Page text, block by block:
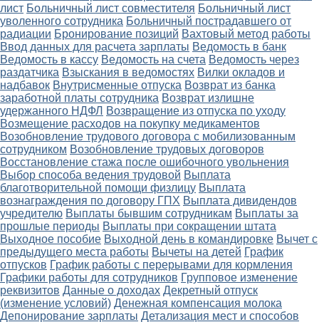
лист Больничный лист совместителя Больничный лист
уволенного сотрудника Больничный пострадавшего от
радиации Бронирование позиций Вахтовый метод работы
Ввод данных для расчета зарплаты Ведомость в банк
Ведомость в кассу Ведомость на счета Ведомость через
раздатчика Взыскания в ведомостях Вилки окладов и
надбавок Внутрисменные отпуска Возврат из банка
заработной платы сотрудника Возврат излишне
удержанного НДФЛ Возвращение из отпуска по уходу
Возмещение расходов на покупку медикаментов
Возобновление трудового договора с мобилизованным
сотрудником Возобновление трудовых договоров
Восстановление стажа после ошибочного увольнения
Выбор способа ведения трудовой Выплата
благотворительной помощи физлицу Выплата
вознаграждения по договору ГПХ Выплата дивидендов
учредителю Выплаты бывшим сотрудникам Выплаты за
прошлые периоды Выплаты при сокращении штата
Выходное пособие Выходной день в командировке Вычет с
предыдущего места работы Вычеты на детей График
отпусков График работы с перерывами для кормления
Графики работы для сотрудников Групповое изменение
реквизитов Данные о доходах Декретный отпуск
(изменение условий) Денежная компенсация молока
Депонирование зарплаты Детализация мест и способов